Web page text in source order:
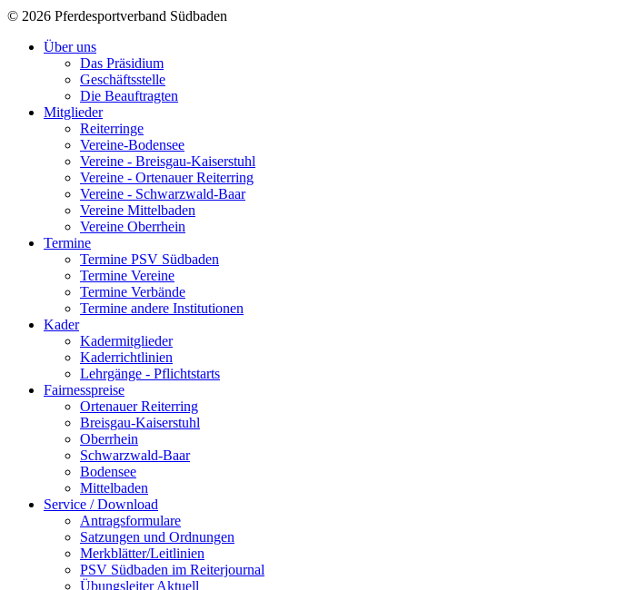
© 2026 Pferdesportverband Südbaden
Über uns
Das Präsidium
Geschäftsstelle
Die Beauftragten
Mitglieder
Reiterringe
Vereine-Bodensee
Vereine - Breisgau-Kaiserstuhl
Vereine - Ortenauer Reiterring
Vereine - Schwarzwald-Baar
Vereine Mittelbaden
Vereine Oberrhein
Termine
Termine PSV Südbaden
Termine Vereine
Termine Verbände
Termine andere Institutionen
Kader
Kadermitglieder
Kaderrichtlinien
Lehrgänge - Pflichtstarts
Fairnesspreise
Ortenauer Reiterring
Breisgau-Kaiserstuhl
Oberrhein
Schwarzwald-Baar
Bodensee
Mittelbaden
Service / Download
Antragsformulare
Satzungen und Ordnungen
Merkblätter/Leitlinien
PSV Südbaden im Reiterjournal
Übungsleiter Aktuell